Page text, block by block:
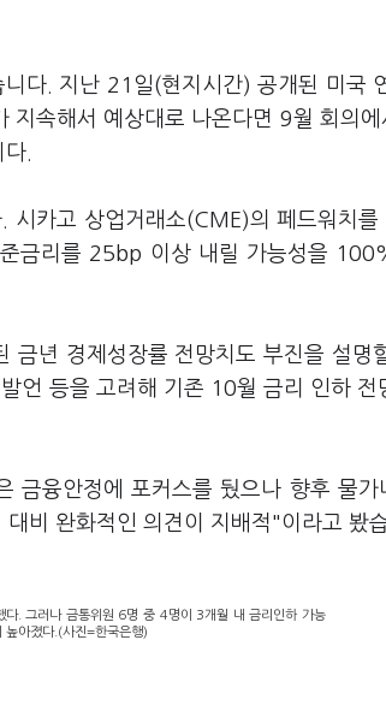
다. 지난 21일(현지시간) 공개된 미국
속해서 예상대로 나온다면 9월 회의
.
카고 상업거래소(CME)의 페드워치를
금리를 25bp 이상 내릴 가능성을
금년 경제성장률 전망치도 부진을 설명
언 등을 고려해 기존 10월 금리 인하 전
금융안정에 포커스를 뒀으나 향후 물가
비 완화적인 의견이 지배적"이라고 봤
. 그러나 금통위원 6명 중 4명이 3개월 내 금리인하 가능
높아졌다.(사진=한국은행)